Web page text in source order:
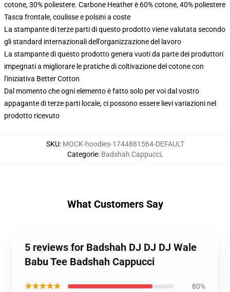
cotone, 30% poliestere. Carbone Heather è 60% cotone, 40% poliestere
Tasca frontale, coulisse e polsini a coste
La stampante di terze parti di questo prodotto viene valutata secondo
gli standard internazionali dell'organizzazione del lavoro
La stampante di questo prodotto genera vuoti da parte dei produttori
impegnati a migliorare le pratiche di coltivazione del cotone con
l'iniziativa Better Cotton
Dal momento che ogni elemento è fatto solo per voi dal vostro
appagante di terze parti locale, ci possono essere lievi variazioni nel
prodotto ricevuto
SKU: MOCK-hoodies-1744881564-DEFAULT
Categorie: Badshah Cappucci,
What Customers Say
5 reviews for Badshah DJ DJ DJ Wale
Babu Tee Badshah Cappucci
★★★★★ 80%